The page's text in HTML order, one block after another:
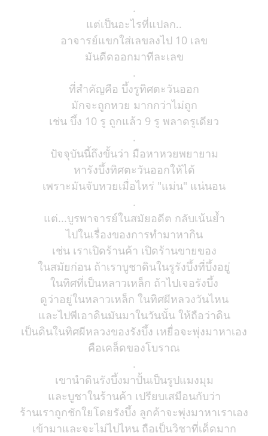
.
แต่เป็นอะไรที่แปลก..
อาจารย์แขกใส่เลขลงไป 10 เลข
มันดีดออกมาทีละเลข
.
ที่สำคัญคือ บึ้งรูทิศตะวันออก
มักจะถูกหวย มากกว่าไม่ถูก
เช่น บึ้ง 10 รู ถูกแล้ว 9 รู พลาดรูเดียว
.
ปัจจุบันนี้ถึงขั้นว่า มือหาหวยพยายาม
หารังบึ้งทิศตะวันออกให้ได้
เพราะมันจับหวยเมื่อไหร่ "แม่น" แน่นอน
.
แต่...บูรพาจารย์ในสมัยอดีต กลับเน้นย้ำ
ไปในเรื่องของการทำมาหากิน
เช่น เราเปิดร้านค้า เปิดร้านขายของ
ในสมัยก่อน ถ้าเราบูชาดินในรูรังบึ้งที่บึ้งอยู่
ในทิศที่เป็นหลาวเหล็ก ถ้าไปเจอรังบึ้ง
ดูว่าอยู่ในหลาวเหล็ก ในทิศผีหลวงวันไหน
และไปพีเอาดินมันมาในวันนั้น ให้ถือว่าดิน
เป็นดินในทิศผีหลวงของรังบึ้ง เหยื่อจะพุ่งมาหาเอง
คือเคล็ดของโบราณ
.
เขานำดินรังบึ้งมาปั้นเป็นรูปแมงมุม
และบูชาในร้านค้า เปรียบเสมือนกับว่า
ร้านเราถูกชักใยโดยรังบึ้ง ลูกค้าจะพุ่งมาหาเราเอง
เข้ามาและจะไม่ไปไหน ถือเป็นวิชาที่เด็ดมาก